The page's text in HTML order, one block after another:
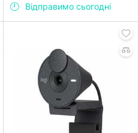
Відправимо сьогодні